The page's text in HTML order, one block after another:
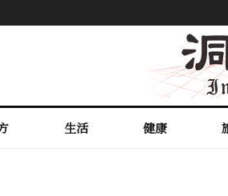
生活 健康